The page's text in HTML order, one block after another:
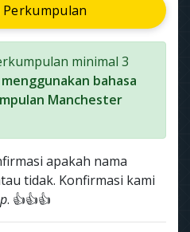
Perkumpulan
minimal 3
bahasa
Manchester
apakah nama
tidak. Konfirmasi kami
. 👍👍👍